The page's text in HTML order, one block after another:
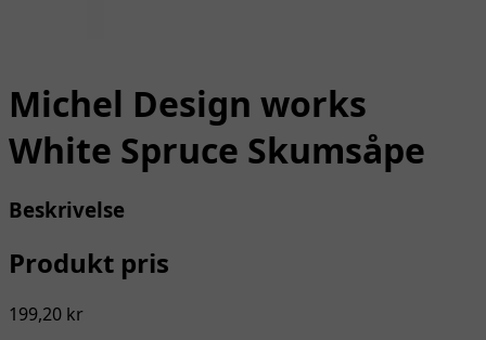
Michel Design works
White Spruce Skumsåpe
Beskrivelse
Produkt pris
199,20 kr